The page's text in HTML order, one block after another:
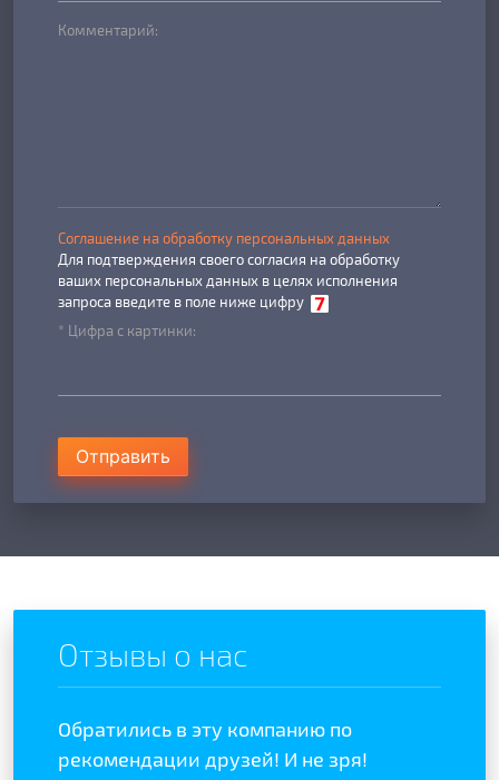
Комментарий:
Соглашение на обработку персональных данных
Для подтверждения своего согласия на обработку
ваших персональных данных в целях исполнения
запроса введите в поле ниже цифру
* Цифра с картинки:
Отправить
Отзывы о нас
Обратились в эту компанию по
рекомендации друзей! И не зря!